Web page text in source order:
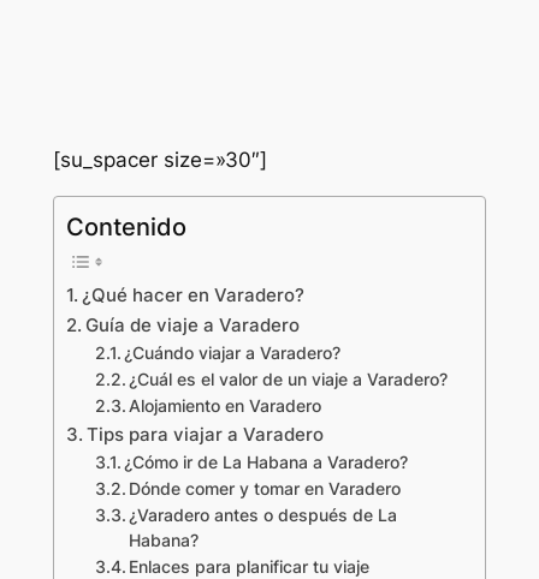
[su_spacer size=»30″]
Contenido
¿Qué hacer en Varadero?
Guía de viaje a Varadero
¿Cuándo viajar a Varadero?
¿Cuál es el valor de un viaje a Varadero?
Alojamiento en Varadero
Tips para viajar a Varadero
¿Cómo ir de La Habana a Varadero?
Dónde comer y tomar en Varadero
¿Varadero antes o después de La
Habana?
Enlaces para planificar tu viaje